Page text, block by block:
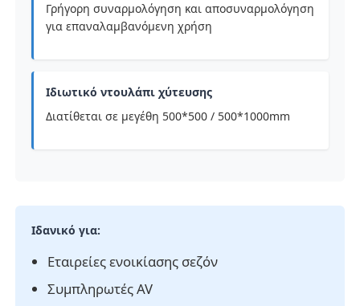
Γρήγορη συναρμολόγηση και αποσυναρμολόγηση
για επαναλαμβανόμενη χρήση
Ιδιωτικό ντουλάπι χύτευσης
Διατίθεται σε μεγέθη 500*500 / 500*1000mm
Ιδανικό για:
Εταιρείες ενοικίασης σεζόν
Συμπληρωτές AV